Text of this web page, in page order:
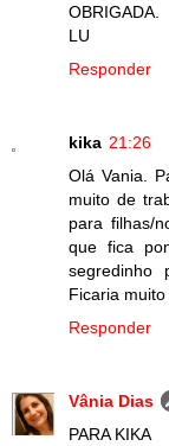
OBRIGADA.
LU
Responder
kika 21:26
Olá Vania.
muito de
para filhas/
que fica
segredinho
Ficaria
Responder
Vânia Dias
PARA KIKA